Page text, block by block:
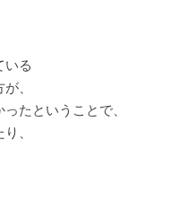
いる
、
たということで、
、